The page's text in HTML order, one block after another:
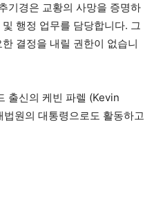
기경은 교황의 사망을 증명하
행정 업무를 담당합니다. 그
결정을 내릴 권한이 없습니
출신의 케빈 파렐 (Kevin
원의 대통령으로도 활동하고